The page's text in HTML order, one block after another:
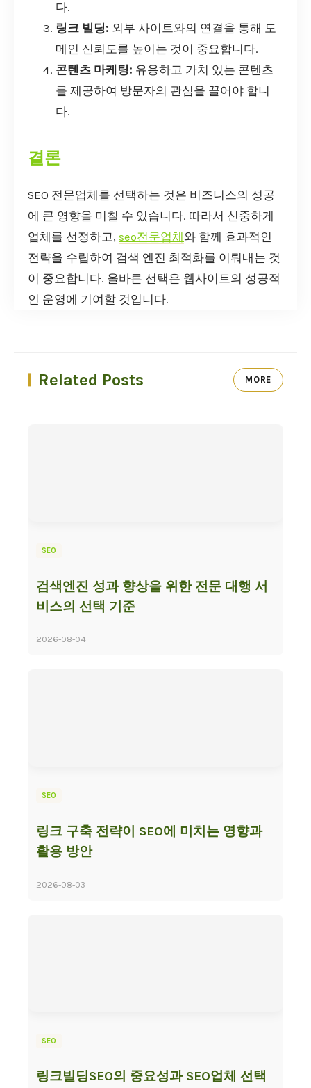
다.
링크 빌딩: 외부 사이트와의 연결을 통해 도
메인 신뢰도를 높이는 것이 중요합니다.
콘텐츠 마케팅: 유용하고 가치 있는 콘텐츠
를 제공하여 방문자의 관심을 끌어야 합니
다.
결론
SEO 전문업체를 선택하는 것은 비즈니스의 성공
에 큰 영향을 미칠 수 있습니다. 따라서 신중하게
업체를 선정하고, seo전문업체 와 함께 효과적인
전략을 수립하여 검색 엔진 최적화를 이뤄내는 것
이 중요합니다. 올바른 선택은 웹사이트의 성공적
인 운영에 기여할 것입니다.
Related Posts MORE
SEO
검색엔진 성과 향상을 위한 전문 대행 서
비스의 선택 기준
2026-08-04
SEO
링크 구축 전략이 SEO에 미치는 영향과
활용 방안
2026-08-03
SEO
링크빌딩SEO의 중요성과 SEO업체 선택